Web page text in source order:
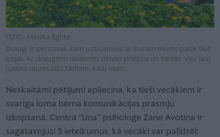
FOTO: Marika Eglīte
Draugi ir personas, kam uzticamies, ar kurām mums patīk būt
kopā. Ar draugiem dalāmies dzīves priekos un bēdās, viņi ļauj
justies mums labi tādiem, kādi esam.
Neskaitāmi pētījumi apliecina, ka tieši vecākiem ir
svarīga loma bērna komunikācijas prasmju
izkopšanā. Centra “Līna” psiholoģe Zane Avotiņa ir
sagatavojusi 5 ieteikumus, kā vecāki var palīdzēt